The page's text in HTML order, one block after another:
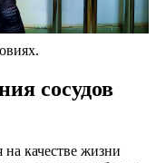
сосудов
на качестве жизни